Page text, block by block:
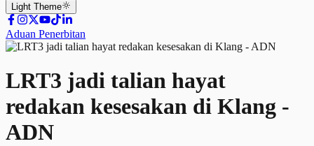
Light Theme
Aduan Penerbitan
LRT3 jadi talian hayat
redakan kesesakan di Klang -
ADN